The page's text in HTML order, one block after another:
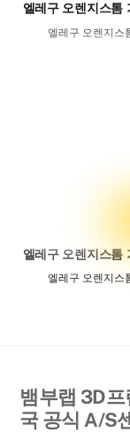
엘레구 오렌지스톰
엘레구 오렌지스
엘레구 오렌지스톰
엘레구 오렌지스
뱀부랩 3D
국 공식 A/S